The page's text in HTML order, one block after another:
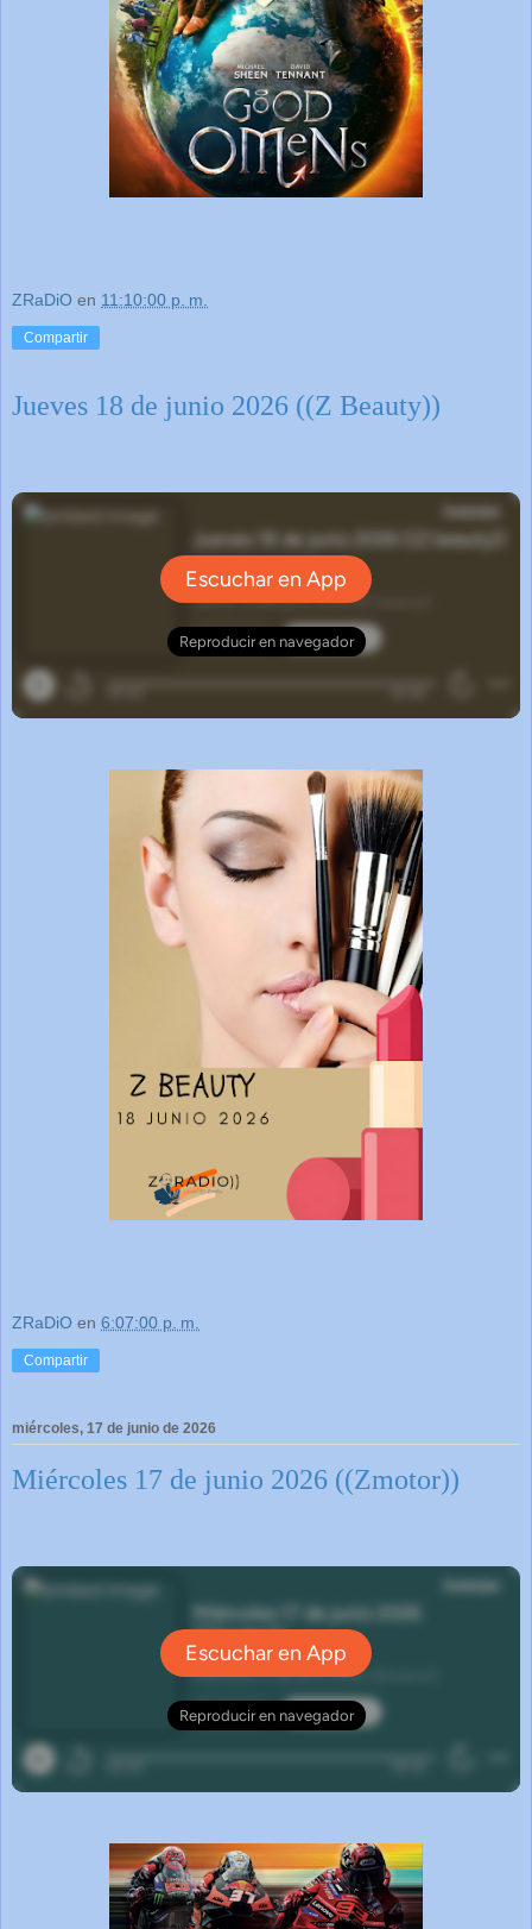
ZRaDiO en 11:10:00 p. m.
Compartir
Jueves 18 de junio 2026 ((Z Beauty))
ZRaDiO en 6:07:00 p. m.
Compartir
miércoles, 17 de junio de 2026
Miércoles 17 de junio 2026 ((Zmotor))